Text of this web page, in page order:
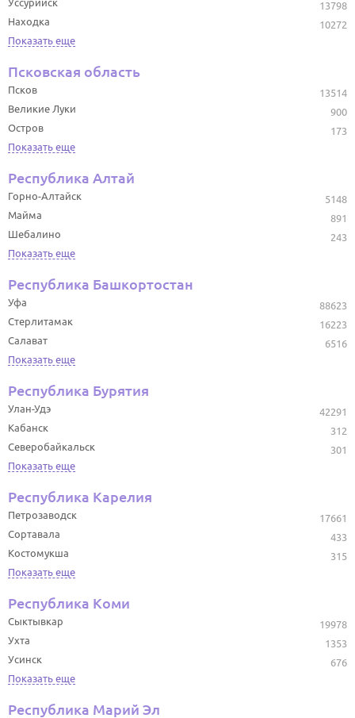
13798
Уссурийск
10272
Находка
Показать еще
Псковская область
13514
Псков
900
Великие Луки
173
Остров
Показать еще
Республика Алтай
5148
Горно-Алтайск
891
Майма
243
Шебалино
Показать еще
Республика Башкортостан
88623
Уфа
16223
Стерлитамак
6516
Салават
Показать еще
Республика Бурятия
42291
Улан-Удэ
312
Кабанск
301
Северобайкальск
Показать еще
Республика Карелия
17661
Петрозаводск
433
Сортавала
315
Костомукша
Показать еще
Республика Коми
19978
Сыктывкар
1353
Ухта
676
Усинск
Показать еще
Республика Марий Эл